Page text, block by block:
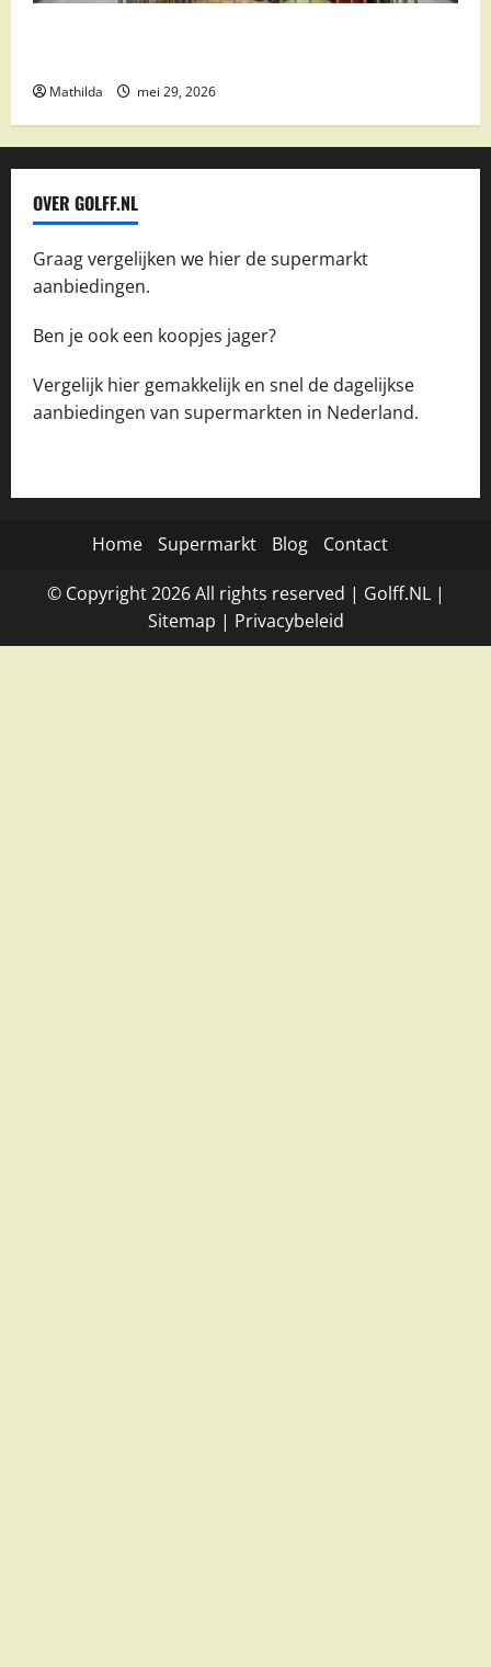
Mathilda mei 29, 2026
OVER GOLFF.NL
Graag vergelijken we hier de supermarkt
aanbiedingen.
Ben je ook een koopjes jager?
Vergelijk hier gemakkelijk en snel de dagelijkse
aanbiedingen van supermarkten in Nederland.
Home Supermarkt Blog Contact
© Copyright2026All rights reserved | Golff.NL|
Sitemap | Privacybeleid